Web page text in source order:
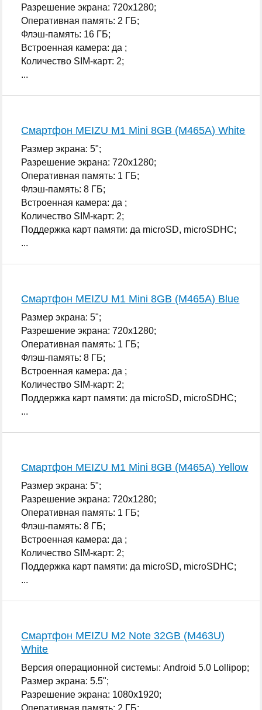
Разрешение экрана: 720x1280;
Оперативная память: 2 ГБ;
Флэш-память: 16 ГБ;
Встроенная камера: да ;
Количество SIM-карт: 2;
...
Смартфон MEIZU M1 Mini 8GB (M465A) White
Размер экрана: 5";
Разрешение экрана: 720x1280;
Оперативная память: 1 ГБ;
Флэш-память: 8 ГБ;
Встроенная камера: да ;
Количество SIM-карт: 2;
Поддержка карт памяти: да microSD, microSDHC;
...
Смартфон MEIZU M1 Mini 8GB (M465A) Blue
Размер экрана: 5";
Разрешение экрана: 720x1280;
Оперативная память: 1 ГБ;
Флэш-память: 8 ГБ;
Встроенная камера: да ;
Количество SIM-карт: 2;
Поддержка карт памяти: да microSD, microSDHC;
...
Смартфон MEIZU M1 Mini 8GB (M465A) Yellow
Размер экрана: 5";
Разрешение экрана: 720x1280;
Оперативная память: 1 ГБ;
Флэш-память: 8 ГБ;
Встроенная камера: да ;
Количество SIM-карт: 2;
Поддержка карт памяти: да microSD, microSDHC;
...
Смартфон MEIZU M2 Note 32GB (M463U)
White
Версия операционной системы: Android 5.0 Lollipop;
Размер экрана: 5.5";
Разрешение экрана: 1080x1920;
Оперативная память: 2 ГБ;